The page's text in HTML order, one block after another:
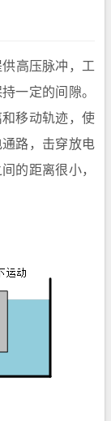
高压脉冲，工
一定的间隙。
移动轨迹，使
路，击穿放电
的距离很小，